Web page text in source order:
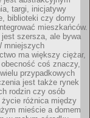
targi, inicjatywy
biblioteki czy domy
mieszkańców.
szersza, ale bywa
mniejszych
ma większy ciężar,
coś znaczy,
przypadkowych
jest także rynek
rodzin czy osób
różnica między
mieście a domem